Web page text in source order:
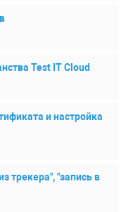
Test IT Cloud
и настройка
трекера", "запись в